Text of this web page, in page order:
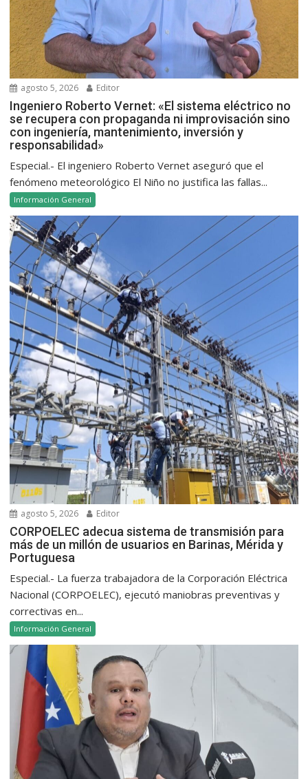
agosto 5, 2026 Editor
Ingeniero Roberto Vernet: «El sistema eléctrico no
se recupera con propaganda ni improvisación sino
con ingeniería, mantenimiento, inversión y
responsabilidad»
Especial.- El ingeniero Roberto Vernet aseguró que el
fenómeno meteorológico El Niño no justifica las fallas...
Información General
agosto 5, 2026 Editor
CORPOELEC adecua sistema de transmisión para
más de un millón de usuarios en Barinas, Mérida y
Portuguesa
Especial.- La fuerza trabajadora de la Corporación Eléctrica
Nacional (CORPOELEC), ejecutó maniobras preventivas y
correctivas en...
Información General